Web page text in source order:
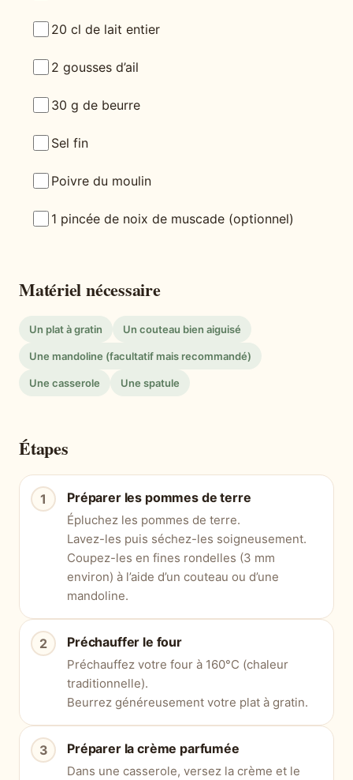
20 cl de lait entier
2 gousses d’ail
30 g de beurre
Sel fin
Poivre du moulin
1 pincée de noix de muscade (optionnel)
Matériel nécessaire
Un plat à gratin Un couteau bien aiguisé
Une mandoline (facultatif mais recommandé)
Une casserole Une spatule
Étapes
Préparer les pommes de terre
Épluchez les pommes de terre.
Lavez-les puis séchez-les soigneusement.
Coupez-les en fines rondelles (3 mm
environ) à l’aide d’un couteau ou d’une
mandoline.
Préchauffer le four
Préchauffez votre four à 160°C (chaleur
traditionnelle).
Beurrez généreusement votre plat à gratin.
Préparer la crème parfumée
Dans une casserole, versez la crème et le